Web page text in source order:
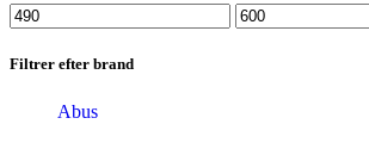
Mindste
pris
Højeste
pris
Filtrer efter brand
Abus